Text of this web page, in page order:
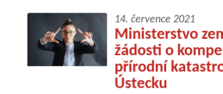
14. července 2021
Ministerstvo
žádosti o
přírodní
Ústecku